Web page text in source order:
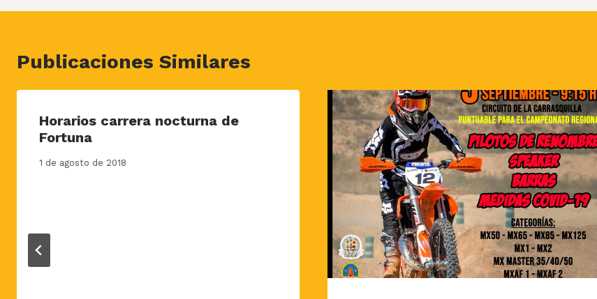
Publicaciones Similares
Horarios carrera nocturna de
Fortuna
1 de agosto de 2018